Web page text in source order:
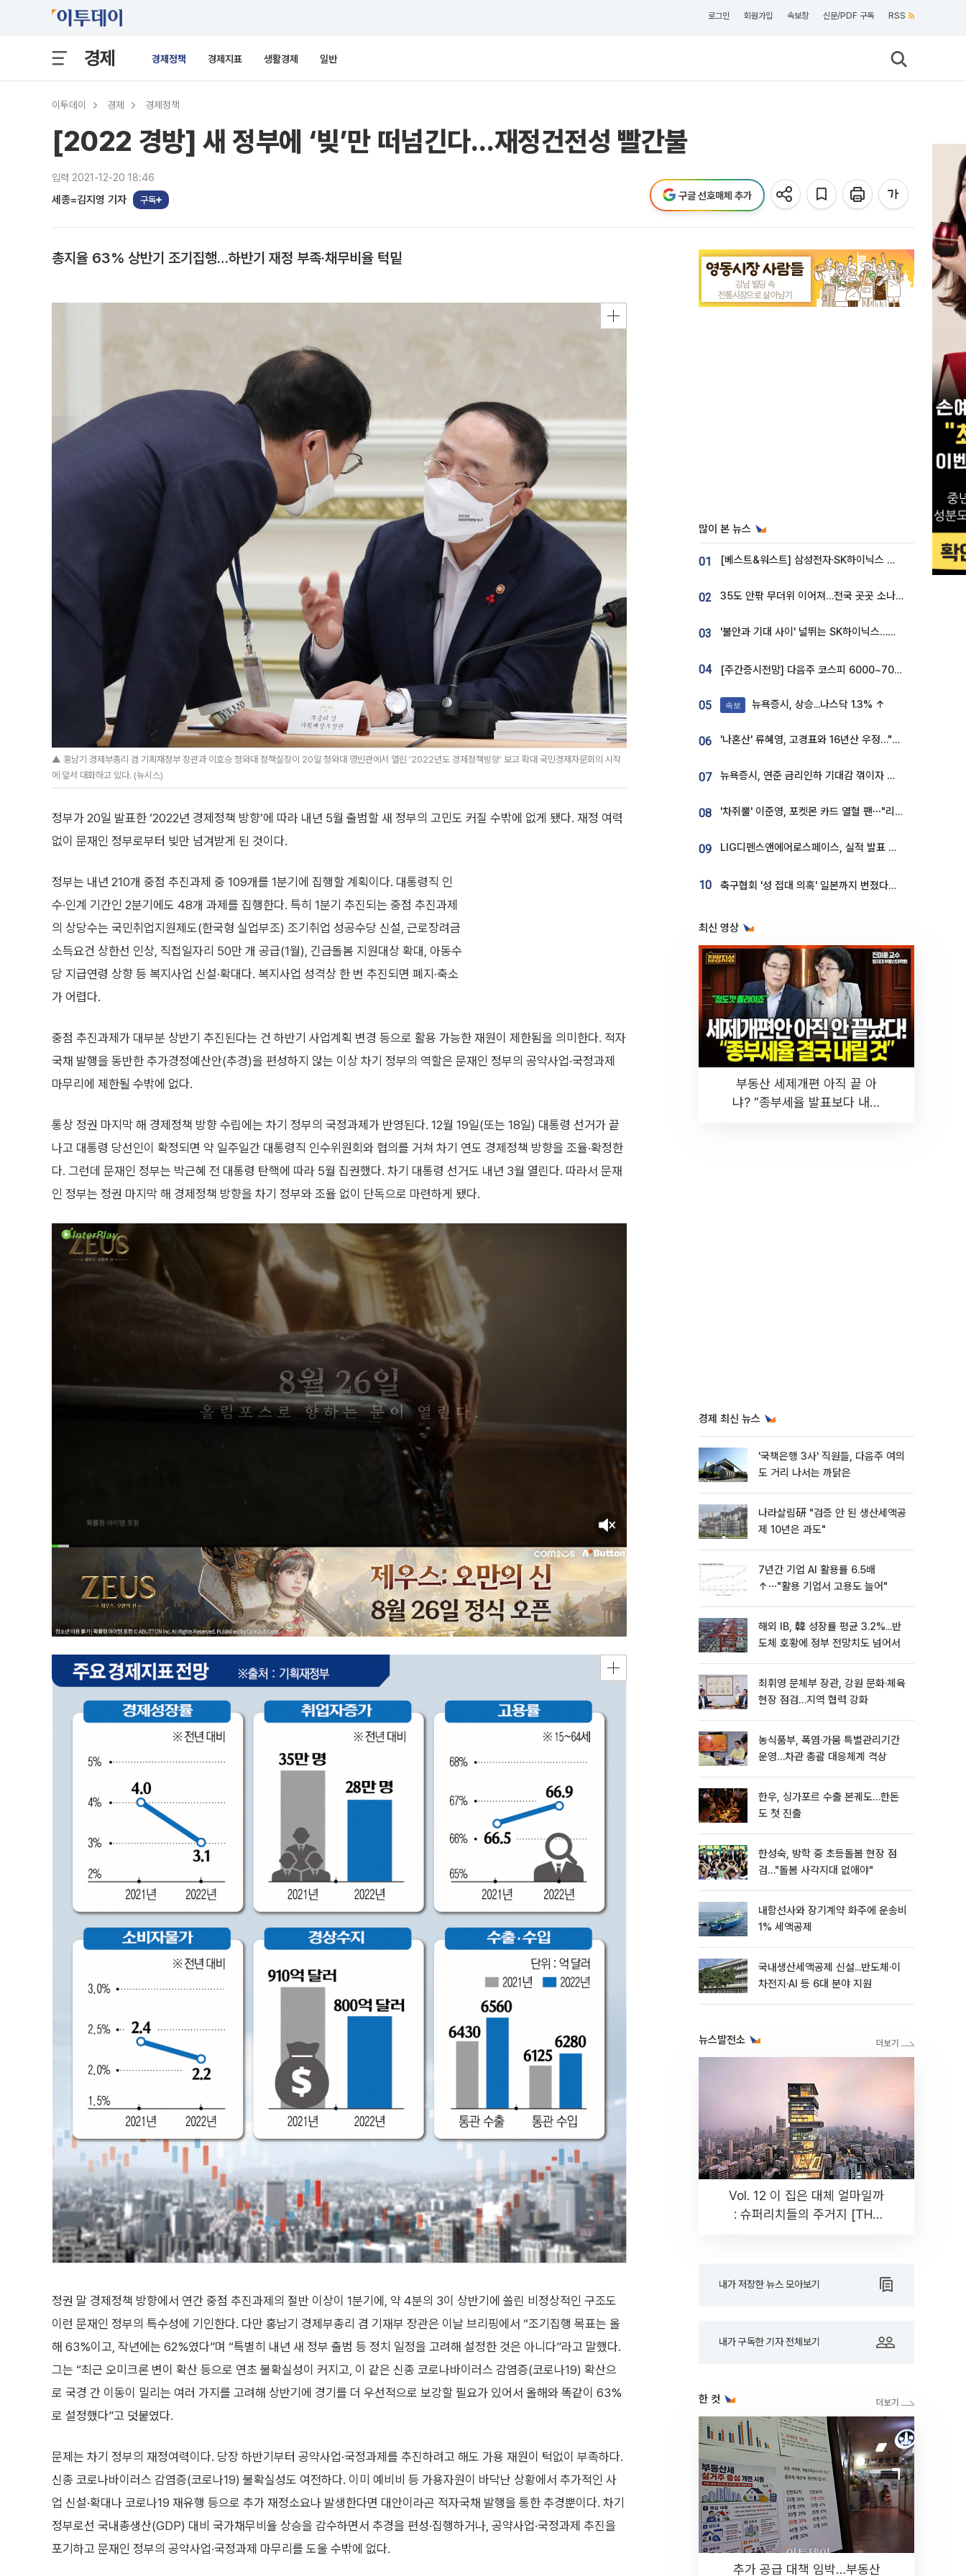
로그인 회원가입 속보창 신문/PDF 구독 RSS
경제 경제정책 경제지표 생활경제 일반
이투데이 경제 경제정책
[2022 경방] 새 정부에 ‘빚’만 떠넘긴다…재정건전성 빨간불
입력 2021-12-20 18:46
세종=김지영 기자 구독 구글 선호매체 추가
총지율 63% 상반기 조기집행…하반기 재정 부족·채무비율 턱밑
▲ 홍남기 경제부총리 겸 기획재정부 장관과 이호승 청와대 정책실장이 20일 청와대 영빈관에서 열린 ‘2022년도 경제정책방향’ 보고 확대 국민경제자문회의 시작
에 앞서 대화하고 있다. (뉴시스)
정부가 20일 발표한 ‘2022년 경제정책 방향’에 따라 내년 5월 출범할 새 정부의 고민도 커질 수밖에 없게 됐다. 재정 여력
없이 문재인 정부로부터 빚만 넘겨받게 된 것이다.
정부는 내년 210개 중점 추진과제 중 109개를 1분기에 집행할 계획이다. 대통령직 인
수·인계 기간인 2분기에도 48개 과제를 집행한다. 특히 1분기 추진되는 중점 추진과제
의 상당수는 국민취업지원제도(한국형 실업부조) 조기취업 성공수당 신설, 근로장려금
소득요건 상한선 인상, 직접일자리 50만 개 공급(1월), 긴급돌봄 지원대상 확대, 아동수
당 지급연령 상향 등 복지사업 신설·확대다. 복지사업 성격상 한 번 추진되면 폐지·축소
가 어렵다.
중점 추진과제가 대부분 상반기 추진된다는 건 하반기 사업계획 변경 등으로 활용 가능한 재원이 제한됨을 의미한다. 적자
국채 발행을 동반한 추가경정예산안(추경)을 편성하지 않는 이상 차기 정부의 역할은 문재인 정부의 공약사업·국정과제
마무리에 제한될 수밖에 없다.
통상 정권 마지막 해 경제정책 방향 수립에는 차기 정부의 국정과제가 반영된다. 12월 19일(또는 18일) 대통령 선거가 끝
나고 대통령 당선인이 확정되면 약 일주일간 대통령직 인수위원회와 협의를 거쳐 차기 연도 경제정책 방향을 조율·확정한
다. 그런데 문재인 정부는 박근혜 전 대통령 탄핵에 따라 5월 집권했다. 차기 대통령 선거도 내년 3월 열린다. 따라서 문재
인 정부는 정권 마지막 해 경제정책 방향을 차기 정부와 조율 없이 단독으로 마련하게 됐다.
정권 말 경제정책 방향에서 연간 중점 추진과제의 절반 이상이 1분기에, 약 4분의 3이 상반기에 쏠린 비정상적인 구조도
이런 문재인 정부의 특수성에 기인한다. 다만 홍남기 경제부총리 겸 기재부 장관은 이날 브리핑에서 “조기집행 목표는 올
해 63%이고, 작년에는 62%였다”며 “특별히 내년 새 정부 출범 등 정치 일정을 고려해 설정한 것은 아니다”라고 말했다.
그는 “최근 오미크론 변이 확산 등으로 연초 불확실성이 커지고, 이 같은 신종 코로나바이러스 감염증(코로나19) 확산으
로 국경 간 이동이 밀리는 여러 가지를 고려해 상반기에 경기를 더 우선적으로 보강할 필요가 있어서 올해와 똑같이 63%
로 설정했다”고 덧붙였다.
문제는 차기 정부의 재정여력이다. 당장 하반기부터 공약사업·국정과제를 추진하려고 해도 가용 재원이 턱없이 부족하다.
신종 코로나바이러스 감염증(코로나19) 불확실성도 여전하다. 이미 예비비 등 가용자원이 바닥난 상황에서 추가적인 사
업 신설·확대나 코로나19 재유행 등으로 추가 재정소요나 발생한다면 대안이라곤 적자국채 발행을 통한 추경뿐이다. 차기
정부로선 국내총생산(GDP) 대비 국가채무비율 상승을 감수하면서 추경을 편성·집행하거나, 공약사업·국정과제 추진을
포기하고 문재인 정부의 공약사업·국정과제 마무리를 도울 수밖에 없다.
많이 본 뉴스
01 [베스트&워스트] 삼성전자·SK하이닉스 밀린 한 주…상상인증권은 85% 급등
02 35도 안팎 무더위 이어져…전국 곳곳 소나기 [오늘 날씨]
03 '불안과 기대 사이' 널뛰는 SK하이닉스…증권가 "HBM4·LTA 기반 펀터멘털 견고"
04 [주간증시전망] 다음주 코스피 6000~7000⋯“外人 수급은 정책이 변수”
05 속보 뉴욕증시, 상승...나스닥 1.3% ↑
06 '나혼산' 류혜영, 고경표와 16년산 우정…"자취방서 부모님과 마주쳐"
07 뉴욕증시, 연준 금리인하 기대감 꺾이자 상승...S&P500 사상 최고치 [종합]
08 '차쥐뿔' 이준영, 포켓몬 카드 열혈 팬⋯"리셀러 처단할 것"
09 LIG디펜스앤에어로스페이스, 실적 발표 후 급락→반등⋯증권가 “28년까지 튼튼”
10 축구협회 '성 접대 의혹' 일본까지 번졌다…日 심판 실명 공개
최신 영상
부동산 세제개편 아직 끝 아
냐? "종부세율 발표보다 내릴
경제 최신 뉴스
'국책은행 3사' 직원들, 다음주 여의
도 거리 나서는 까닭은
나라살림硏 "검증 안 된 생산세액공
제 10년은 과도"
7년간 기업 AI 활용률 6.5배
↑⋯"활용 기업서 고용도 늘어"
해외 IB, 韓 성장률 평균 3.2%...반
도체 호황에 정부 전망치도 넘어서
최휘영 문체부 장관, 강원 문화·체육
현장 점검…지역 협력 강화
농식품부, 폭염·가뭄 특별관리기간
운영…차관 총괄 대응체계 격상
한우, 싱가포르 수출 본궤도…한돈
도 첫 진출
한성숙, 방학 중 초등돌봄 현장 점
검…"돌봄 사각지대 없애야"
내항선사와 장기계약 화주에 운송비
1% 세액공제
국내생산세액공제 신설...반도체·이
차전지·AI 등 6대 분야 지원
뉴스발전소
Vol. 12 이 집은 대체 얼마일까
: 슈퍼리치들의 주거지 [THE
내가 저장한 뉴스 모아보기
내가 구독한 기자 전체보기
한 컷
추가 공급 대책 임박…부동산